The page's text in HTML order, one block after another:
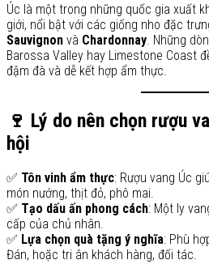
Úc là một trong những quốc gia xuất
giới, nổi bật với các giống nho đặc
Sauvignon và Chardonnay . Những
Barossa Valley hay Limestone Coast
đậm đà và dễ kết hợp ẩm thực.
🍷 Lý do nên chọn rượu
hội
✅ Tôn vinh ẩm thực: Rượu vang Úc
món nướng, thịt đỏ, phô mai.
✅ Tạo dấu ấn phong cách: Một ly
cấp của chủ nhân.
✅ Lựa chọn quà tặng ý nghĩa: Phù
Đán, hoặc tri ân khách hàng, đối tác.